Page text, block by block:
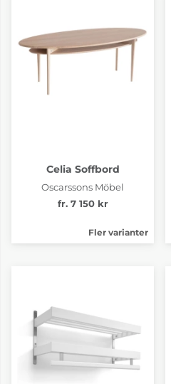
Celia Soffbord
Oscarssons Möbel
fr. 7 150 kr
Fler varianter